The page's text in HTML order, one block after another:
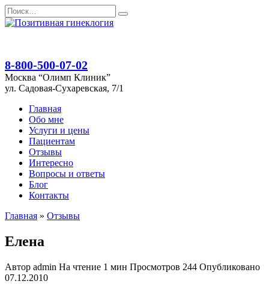
Перейти
к
Search
for:
8-800-500-07-02
Москва “Олимп Клиник”
ул. Садовая-Сухаревская, 7/1
Главная
Обо мне
Услуги и цены
Пациентам
Отзывы
Интересно
Вопросы и ответы
Блог
Контакты
Главная » Отзывы
Елена
Автор admin На чтение 1 мин Просмотров 244 Опубликовано
07.12.2010